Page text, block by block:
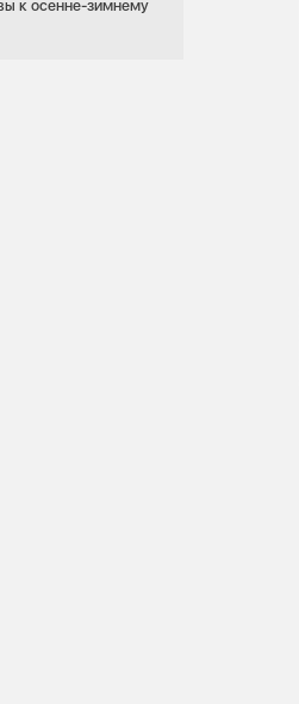
к осенне-зимнему